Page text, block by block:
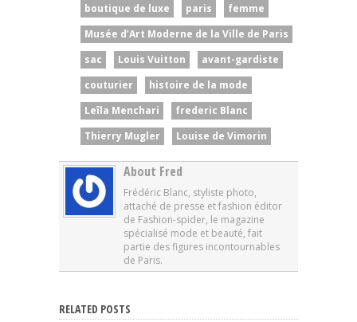
boutique de luxe
paris
femme
Musée d’Art Moderne de la Ville de Paris
sac
Louis Vuitton
avant-gardiste
couturier
histoire de la mode
Leîla Menchari
frederic Blanc
Thierry Mugler
Louise de Vimorin
About Fred
Frédéric Blanc, styliste photo,
attaché de presse et fashion éditor
de Fashion-spider, le magazine
spécialisé mode et beauté, fait
partie des figures incontournables
de Paris.
RELATED POSTS